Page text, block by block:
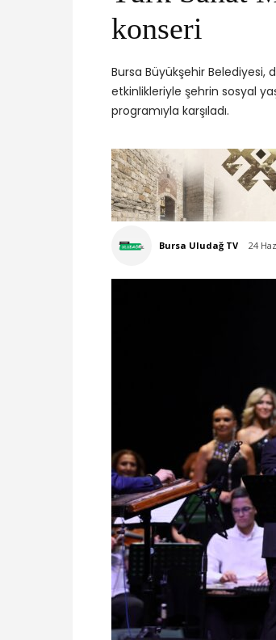
konseri
Bursa Büyükşehir
etkinlikleriyle şehrin sosyal
programıyla karşıladı.
Bursa Uludağ TV 24